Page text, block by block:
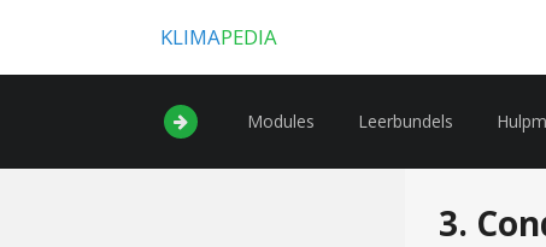
KLIMAPEDIA
Modules Leerbundels
3.